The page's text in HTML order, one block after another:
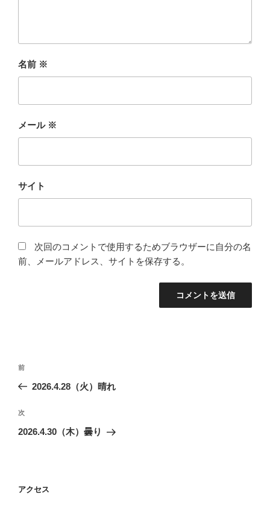
名前 ※
メール ※
サイト
次回のコメントで使用するためブラウザーに自分の名
前、メールアドレス、サイトを保存する。
投
ビ
ゲ
ン
前
の
稿
前
2026.4.28（火）晴れ
次
の
次
2026.4.30（木）曇り
アクセス